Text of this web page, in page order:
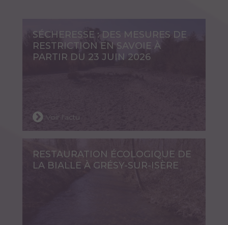
SÉCHERESSE : DES MESURES DE
RESTRICTION EN SAVOIE À
PARTIR DU 23 JUIN 2026
Voir l'actu
RESTAURATION ÉCOLOGIQUE DE
LA BIALLE À GRÉSY-SUR-ISÈRE